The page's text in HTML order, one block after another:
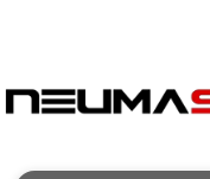
productosInicio
Guías Prácticas